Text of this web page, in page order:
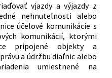
vjazdy a výjazdy z
nehnuteľnosti alebo
účelové komunikácie s
komunikácií, ktorými
pripojené objekty a
a údržbu diaľnic alebo
umiestnené na